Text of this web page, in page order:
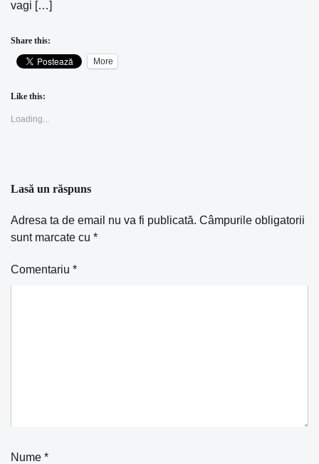
vagi […]
Share this:
More
Like this:
Loading...
Lasă un răspuns
Adresa ta de email nu va fi publicată. Câmpurile obligatorii
sunt marcate cu *
Comentariu *
Nume *